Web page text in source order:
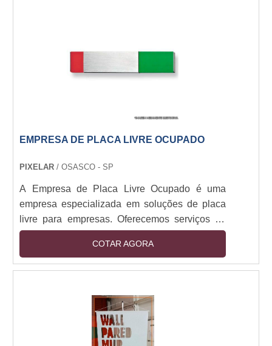
EMPRESA DE PLACA LIVRE OCUPADO
PIXELAR/ OSASCO - SP
A Empresa de Placa Livre Ocupado é uma
empresa especializada em soluções de placa
livre para empresas. Oferecemos serviços de
placa livre para empresas de todos os
tamanhos, desde pequenas empresas até
grandes corporações. Nossa equipe de
para garantir que nossos clientes obtenham o
melhor serviço possível. Nossos serviços
incluem a criação de placas livres, a instalação
de placas livres, a manutenção de placas livres
COTAR AGORA